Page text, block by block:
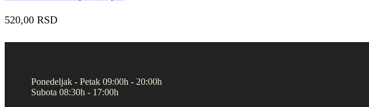
520,00 RSD
Ponedeljak - Petak 09:00h - 20:00h
Subota 08:30h - 17:00h